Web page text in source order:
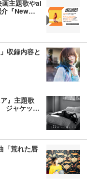
主題歌やai
介『New…
収録内容と
』主題歌
ジャケッ…
「荒れた唇